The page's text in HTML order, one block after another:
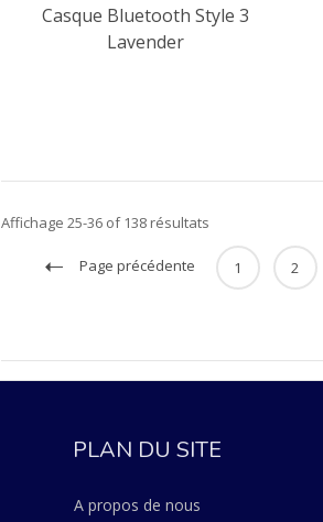
Casque Bluetooth Style 3
Lavender
Affichage 25-36 of 138 résultats
Page précédente 1 2
PLAN DU SITE
A propos de nous